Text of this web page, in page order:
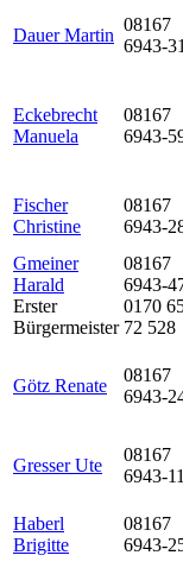
Dauer Martin
08167
6943-31
Eckebrecht
Manuela
08167
6943-
Fischer
Christine
08167
6943-
Gmeiner
Harald
Erster
Bürgermeister
08167
6943-
0170
72 528
Götz Renate
08167
6943-
Gresser Ute
08167
6943-11
Haberl
Brigitte
08167
6943-